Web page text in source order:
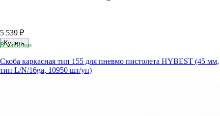
5 539 ₽
Купить
В наличии
Скоба каркасная тип 155 для пневмо пистолета HYBEST (45 мм,
тип L/N/16ga, 10950 шт/уп)